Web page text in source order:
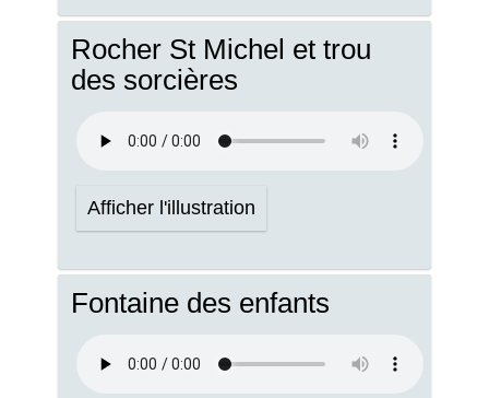
Rocher St Michel et trou
des sorcières
Afficher l'illustration
Fontaine des enfants